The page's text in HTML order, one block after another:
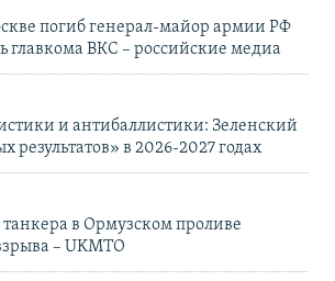
погиб генерал-майор армии РФ
главкома ВКС – российские медиа
и антибаллистики: Зеленский
в 2026-2027 годах
танкера в Ормузском проливе
– UKMTO